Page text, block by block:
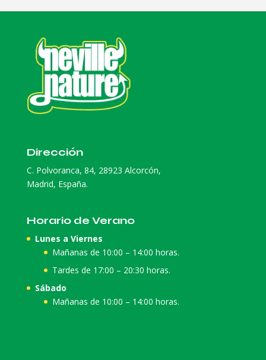
Dirección
C. Polvoranca, 84, 28923 Alcorcón,
Madrid, España.
Horario de Verano
Lunes a Viernes
Mañanas de 10:00 – 14:00 horas.
Tardes de 17:00 – 20:30 horas.
Sábado
Mañanas de 10:00 – 14:00 horas.